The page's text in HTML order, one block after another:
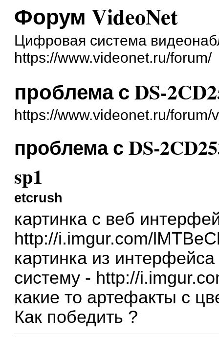
Форум VideoNet
Цифровая система
https://www.videonet.ru/forum/
проблема с DS-
https://www.videonet.ru/
проблема с DS-
sp1
etcrush
картинка с веб
http://i.imgur.com/
картинка из
систему - http://
какие то артефакты с
Как победить ?